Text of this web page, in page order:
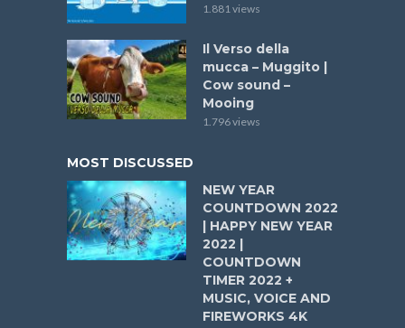
1.881 views
Il Verso della
mucca – Muggito |
Cow sound –
Mooing
1.796 views
MOST DISCUSSED
NEW YEAR
COUNTDOWN 2022
| HAPPY NEW YEAR
2022 |
COUNTDOWN
TIMER 2022 +
MUSIC, VOICE AND
FIREWORKS 4K